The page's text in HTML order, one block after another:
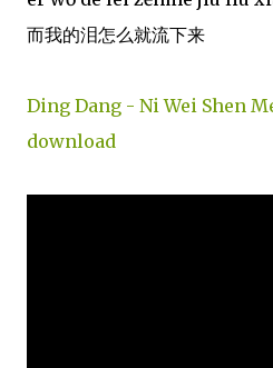
而我的泪怎么就流下来
Ding Dang - Ni Wei Shen
download